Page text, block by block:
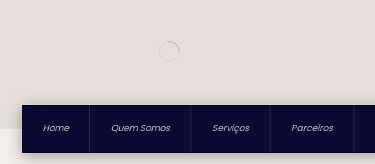
Home Quem Somos Serviços Parceiros